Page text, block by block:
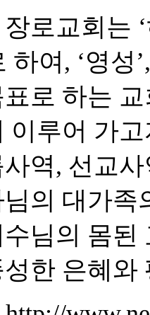
로교회는
하여, ‘영성
로 하는
이루어 가
역, 선교
의 대가
님의 몸
한 은혜